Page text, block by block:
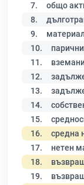
7. общо
8.
9.
10.
11.
12.
13.
14.
15.
16. средна
17. нетен
18.
19.